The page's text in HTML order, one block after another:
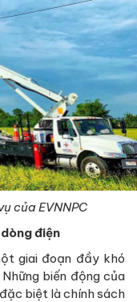
của EVNNPC
điện
giai đoạn đầy khó
biến động của
biệt là chính sách